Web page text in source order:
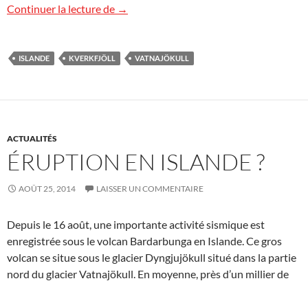
Continuer la lecture de Refuge de Kverkfjöll, Islande
→
ISLANDE KVERKFJÖLL VATNAJÖKULL
ACTUALITÉS
ÉRUPTION EN ISLANDE ?
AOÛT 25, 2014 LAISSER UN COMMENTAIRE
Depuis le 16 août, une importante activité sismique est
enregistrée sous le volcan Bardarbunga en Islande. Ce gros
volcan se situe sous le glacier Dyngjujökull situé dans la partie
nord du glacier Vatnajökull. En moyenne, près d’un millier de